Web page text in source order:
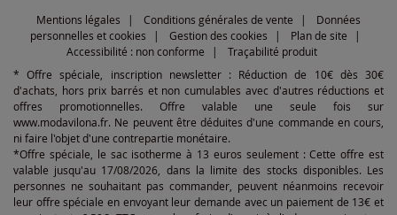
Mentions légales Conditions générales de vente
Données
personnelles et cookies
Gestion des cookies
Plan de site
Accessibilité : non conforme
Traçabilité produit
* Offre spéciale, inscription newsletter : Réduction de 10€ dès 30€
d'achats, hors prix barrés et non cumulables avec d'autres réductions et
offres promotionnelles. Offre valable une seule fois sur
www.modavilona.fr. Ne peuvent être déduites d'une commande en cours,
ni faire l'objet d'une contrepartie monétaire.
*Offre spéciale, le sac isotherme à 13 euros seulement : Cette offre est
valable jusqu'au 17/08/2026, dans la limite des stocks disponibles. Les
personnes ne souhaitant pas commander, peuvent néanmoins recevoir
leur offre spéciale en envoyant leur demande avec un paiement de 13€ et